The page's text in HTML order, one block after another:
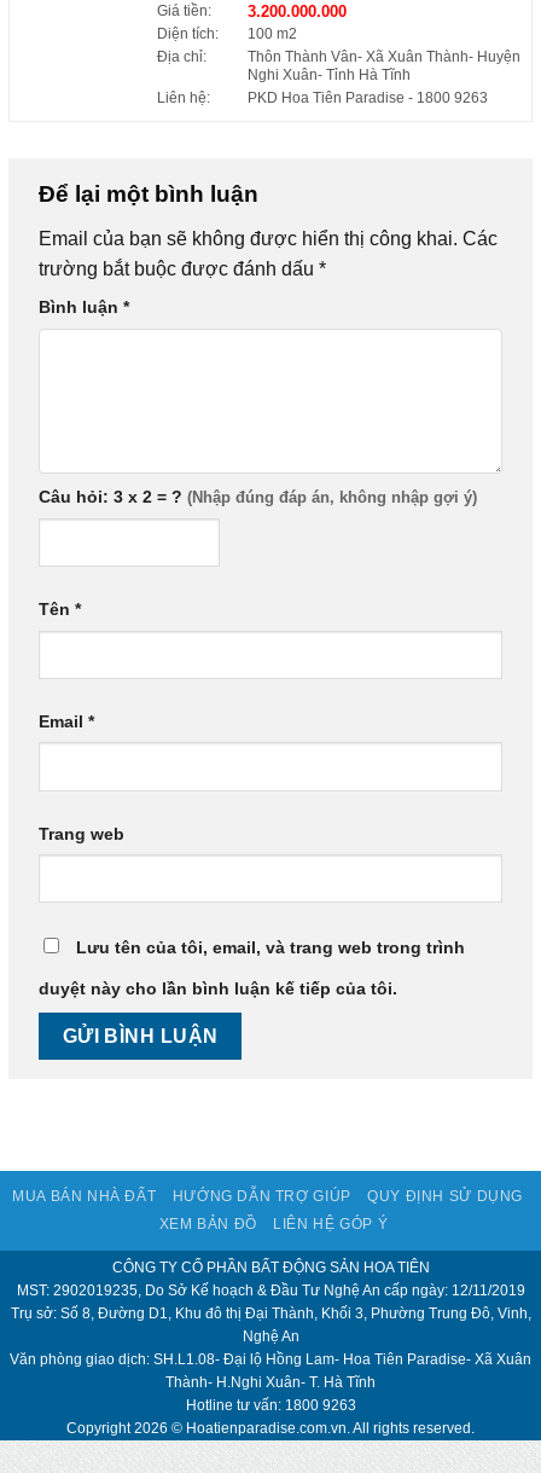
Giá tiền: 3.200.000.000
Diện tích:
100 m2
Địa chỉ:
Thôn Thành Vân- Xã Xuân Thành- Huyện
Nghi Xuân- Tỉnh Hà Tĩnh
Liên hệ:
PKD Hoa Tiên Paradise - 1800 9263
Để lại một bình luận
Email của bạn sẽ không được hiển thị công khai. Các
trường bắt buộc được đánh dấu *
Bình luận *
Câu hỏi: 3 x 2 = ?
Tên *
Email *
Trang web
Lưu tên của tôi, email, và trang web trong trình
duyệt này cho lần bình luận kế tiếp của tôi.
MUA BÁN NHÀ ĐẤT HƯỚNG DẪN TRỢ GIÚP
QUY ĐỊNH SỬ DỤNG
XEM BẢN ĐỒ
LIÊN HỆ GÓP Ý
CÔNG TY CỔ PHẦN BẤT ĐỘNG SẢN HOA TIÊN
MST: 2902019235, Do Sở Kế hoạch & Đầu Tư Nghệ An cấp ngày: 12/11/2019
Trụ sở: Số 8, Đường D1, Khu đô thị Đại Thành, Khối 3, Phường Trung Đô, Vinh,
Nghệ An
Văn phòng giao dịch: SH.L1.08- Đại lộ Hồng Lam- Hoa Tiên Paradise- Xã Xuân
Thành- H.Nghi Xuân- T. Hà Tĩnh
Hotline tư vấn: 1800 9263
Copyright 2026 © Hoatienparadise.com.vn. All rights reserved.